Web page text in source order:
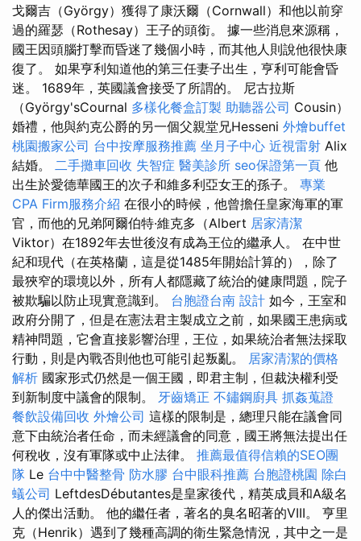
戈爾吉（György）獲得了康沃爾（Cornwall）和他以前穿
過的羅瑟（Rothesay）王子的頭銜。 據一些消息來源稱，
國王因頭腦打擊而昏迷了幾個小時，而其他人則說他很快康
復了。 如果亨利知道他的第三任妻子出生，亨利可能會昏
迷。 1689年，英國議會接受了所謂的。 尼古拉斯
（György'sCournal 多樣化餐盒訂製 助聽器公司 Cousin）
婚禮，他與約克公爵的另一個父親堂兄Hesseni 外燴buffet
桃園搬家公司 台中按摩服務推薦 坐月子中心 近視雷射 Alix
結婚。 二手攤車回收 失智症 醫美診所 seo保證第一頁 他
出生於愛德華國王的次子和維多利亞女王的孫子。 專業
CPA Firm服務介紹 在很小的時候，他曾擔任皇家海軍的軍
官，而他的兄弟阿爾伯特·維克多（Albert 居家清潔
Viktor）在1892年去世後沒有成為王位的繼承人。 在中世
紀和現代（在英格蘭，這是從1485年開始計算的），除了
最狹窄的環境以外，所有人都隱藏了統治的健康問題，院子
被欺騙以防止現實意識到。 台胞證台南 設計 如今，王室和
政府分開了，但是在憲法君主製成立之前，如果國王患病或
精神問題，它會直接影響治理，王位，如果統治者無法採取
行動，則是內戰否則他也可能引起叛亂。 居家清潔的價格
解析 國家形式仍然是一個王國，即君主制，但裁決權利受
到新制度中議會的限制。 牙齒矯正 不鏽鋼廚具 抓姦蒐證
餐飲設備回收 外燴公司 這樣的限制是，總理只能在議會同
意下由統治者任命，而未經議會的同意，國王將無法提出任
何稅收，沒有軍隊或中止法律。 推薦最值得信賴的SEO團
隊 Le 台中中醫整骨 防水膠 台中眼科推薦 台胞證桃園 除白
蟻公司 LeftdesDébutantes是皇家後代，精英成員和A級名
人的傑出活動。 他的繼任者，著名的臭名昭著的VIII。 亨里
克（Henrik）遇到了幾種高調的衛生緊急情況，其中之一是